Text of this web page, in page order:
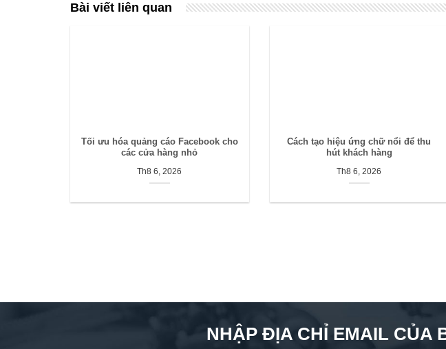
Bài viết liên quan
Tối ưu hóa quảng cáo Facebook cho
các cửa hàng nhỏ
Th8 6, 2026
Cách tạo hiệu ứng chữ nổi để thu
hút khách hàng
Th8 6, 2026
NHẬP ĐỊA CHỈ EMAIL CỦA